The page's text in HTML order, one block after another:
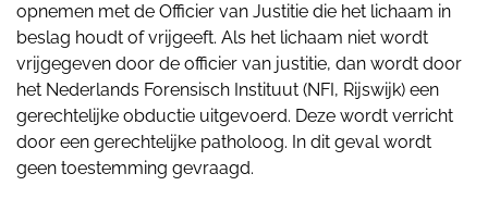
opnemen met de Officier van Justitie die het lichaam in
beslag houdt of vrijgeeft. Als het lichaam niet wordt
vrijgegeven door de officier van justitie, dan wordt door
het Nederlands Forensisch Instituut (NFI, Rijswijk) een
gerechtelijke obductie uitgevoerd. Deze wordt verricht
door een gerechtelijke patholoog. In dit geval wordt
geen toestemming gevraagd.